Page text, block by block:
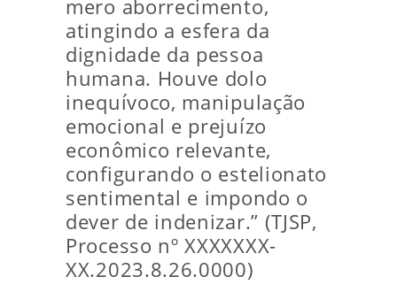
mero aborrecimento,
atingindo a esfera da
dignidade da pessoa
humana. Houve dolo
inequívoco, manipulação
emocional e prejuízo
econômico relevante,
configurando o estelionato
sentimental e impondo o
dever de indenizar.” (TJSP,
Processo nº XXXXXXX-
XX.2023.8.26.0000)